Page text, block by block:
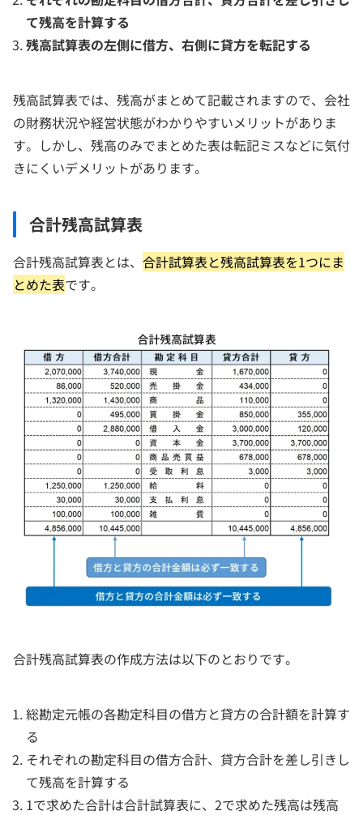
て残高を計算する
残高試算表の左側に借方、右側に貸方を転記する
残高試算表では、残高がまとめて記載されますので、会社
の財務状況や経営状態がわかりやすいメリットがありま
す。しかし、残高のみでまとめた表は転記ミスなどに気付
きにくいデメリットがあります。
合計残高試算表
合計残高試算表とは、 合計試算表と残高試算表を1つにま
とめた表です。
合計残高試算表の作成方法は以下のとおりです。
総勘定元帳の各勘定科目の借方と貸方の合計額を計算す
る
それぞれの勘定科目の借方合計、貸方合計を差し引きし
て残高を計算する
1で求めた合計は合計試算表に、2で求めた残高は残高